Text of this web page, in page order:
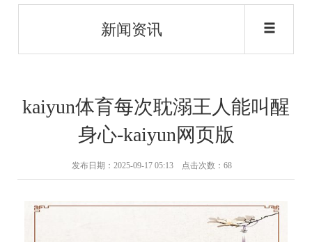
新闻资讯
kaiyun体育每次耽溺王人能叫醒
身心-kaiyun网页版
发布日期：2025-09-17 05:13 点击次数：68